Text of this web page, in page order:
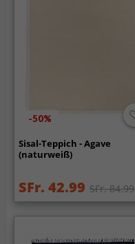
-50%
Sisal-Teppich - Agave
(naturweiß)
SFr. 42.99 SFr. 84.99